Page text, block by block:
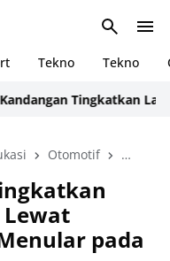
Tekno Tekno
Tingkatkan
Otomotif Properti
Lewat
pada